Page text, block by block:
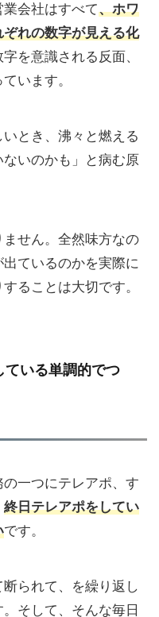
会社はすべて、ホワ
れの数字が見える化
を意識される反面、
います。
とき、沸々と燃える
いのかも」と病む原
せん。全然味方なの
ているのかを実際に
ることは大切です。
いる単調的でつ
一つにテレアポ、す
終日テレアポをしてい
です。
られて、を繰り返し
そして、そんな毎日